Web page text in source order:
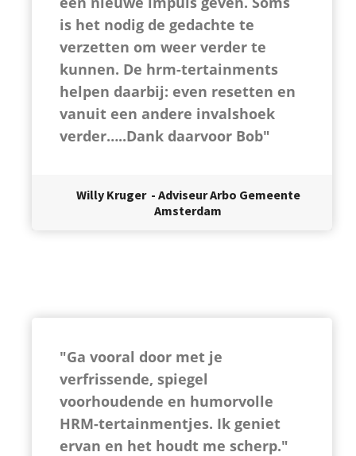
is het nodig de gedachte te
verzetten om weer verder te
kunnen. De hrm-tertainments
helpen daarbij: even resetten en
vanuit een andere invalshoek
verder…..Dank daarvoor Bob"
Willy Kruger - Adviseur Arbo Gemeente
Amsterdam
"Ga vooral door met je
verfrissende, spiegel
voorhoudende en humorvolle
HRM-tertainmentjes. Ik geniet
ervan en het houdt me scherp."